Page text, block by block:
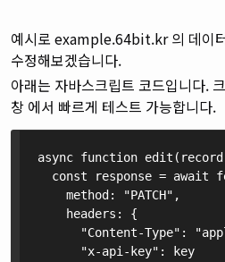
예시로 example.64bit.kr 의 데이
수정해보겠습니다.
아래는 자바스크립트 코드입니다.
창 에서 빠르게 테스트 가능합니다.
async function
const response = await
    method: "PATCH",
    headers: {
"Content-Type":
      "x-api-key": key